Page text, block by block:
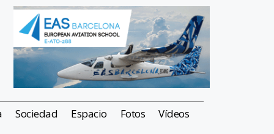
Sociedad Espacio Fotos Vídeos